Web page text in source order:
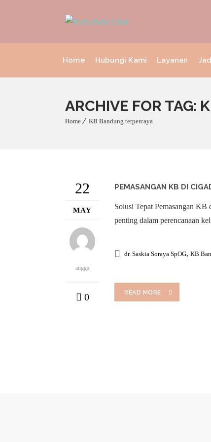
Home Hubungi Kami Layanan
ARCHIVE FOR TAG:
Home KB Bandung terpercaya
22
MAY
angga
0
PEMASANGAN KB DI
Solusi Tepat Pemasangan
penting dalam perencanaan
dr. Saskia Soraya SpOG, KB
READ MORE